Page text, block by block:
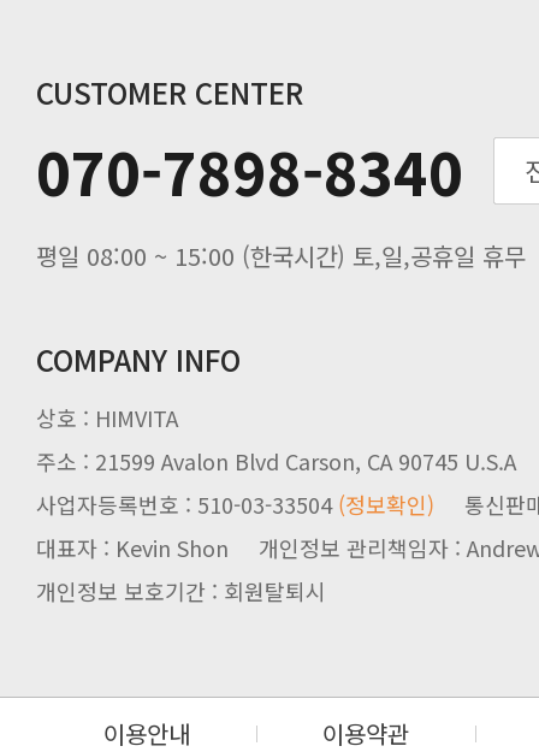
추수감사절 배송안내
추석기간 배송안내
노동절(9월3일) 배송업무 안내
입금 고객님을 찾습니다.
CUSTOMER CENTER
070-7898-8340
평일 08:00 ~ 15:00 (한국시간) 토,일,공휴일 휴무
COMPANY INFO
상호 : HIMVITA
주소 : 21599 Avalon Blvd Carson, CA 90745 U.S.A
사업자등록번호 : 510-03-33504(정보확인) 통신판
대표자 : Kevin Shon 개인정보 관리책임자 :
개인정보 보호기간 : 회원탈퇴시
이용안내 이용약관